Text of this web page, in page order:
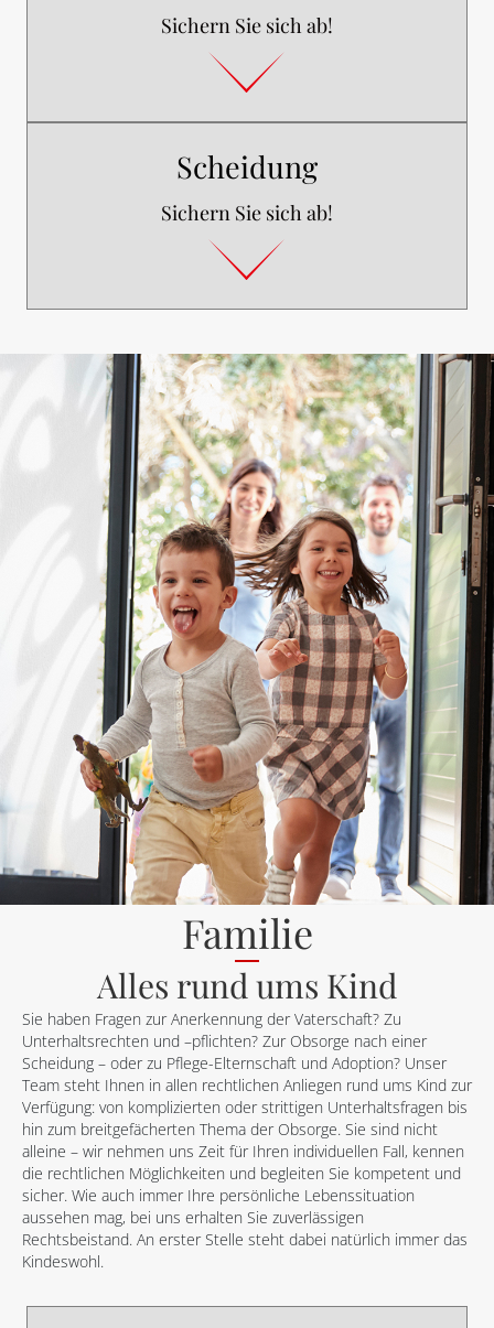
Sichern Sie sich ab!
Scheidung
Sichern Sie sich ab!
Familie
Alles rund ums Kind
Sie haben Fragen zur Anerkennung der Vaterschaft? Zu
Unterhaltsrechten und –pflichten? Zur Obsorge nach einer
Scheidung – oder zu Pflege-Elternschaft und Adoption? Unser
Team steht Ihnen in allen rechtlichen Anliegen rund ums Kind zur
Verfügung: von komplizierten oder strittigen Unterhaltsfragen bis
hin zum breitgefächerten Thema der Obsorge. Sie sind nicht
alleine – wir nehmen uns Zeit für Ihren individuellen Fall, kennen
die rechtlichen Möglichkeiten und begleiten Sie kompetent und
sicher. Wie auch immer Ihre persönliche Lebenssituation
aussehen mag, bei uns erhalten Sie zuverlässigen
Rechtsbeistand. An erster Stelle steht dabei natürlich immer das
Kindeswohl.